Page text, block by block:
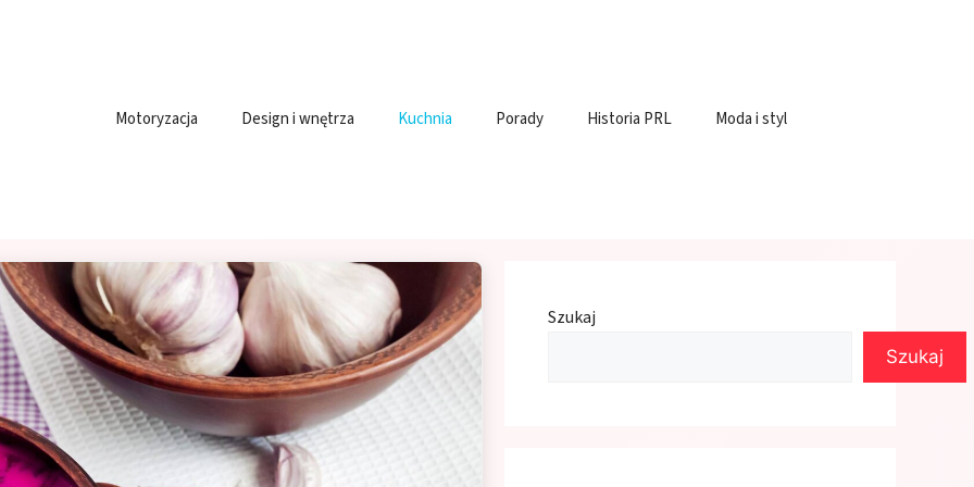
Motoryzacja Design i wnętrza Kuchnia Porady Historia PRL Moda i styl
Szukaj
Szukaj